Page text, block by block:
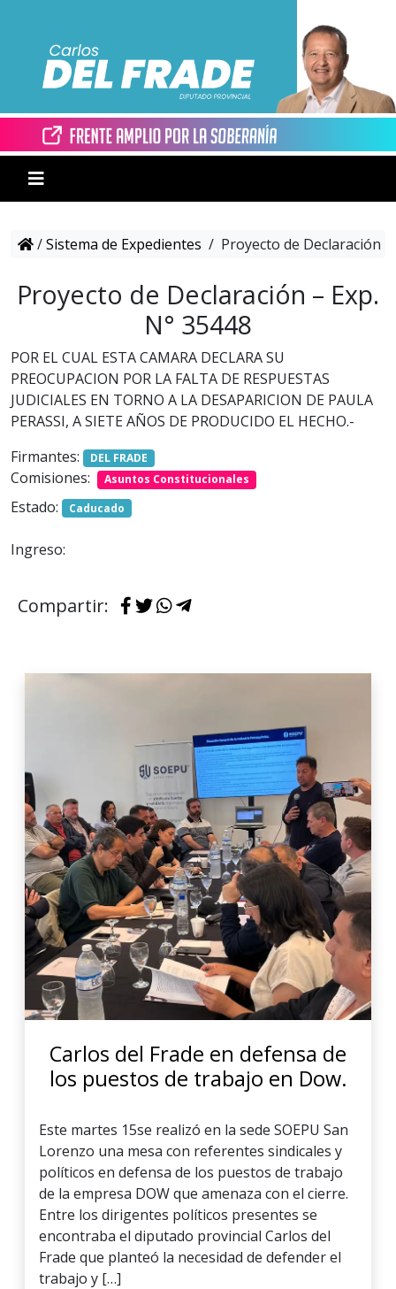
/Sistema de Expedientes / Proyecto de Declaración –
Proyecto de Declaración – Exp.
N° 35448
POR EL CUAL ESTA CAMARA DECLARA SU
PREOCUPACION POR LA FALTA DE RESPUESTAS
JUDICIALES EN TORNO A LA DESAPARICION DE PAULA
PERASSI, A SIETE AÑOS DE PRODUCIDO EL HECHO.-
Firmantes:
DEL FRADE
Comisiones: Asuntos Constitucionales
Estado: Caducado
Ingreso:
Compartir:
Carlos del Frade en defensa de
los puestos de trabajo en Dow.
Este martes 15se realizó en la sede SOEPU San
Lorenzo una mesa con referentes sindicales y
políticos en defensa de los puestos de trabajo
de la empresa DOW que amenaza con el cierre.
Entre los dirigentes políticos presentes se
encontraba el diputado provincial Carlos del
Frade que planteó la necesidad de defender el
trabajo y […]